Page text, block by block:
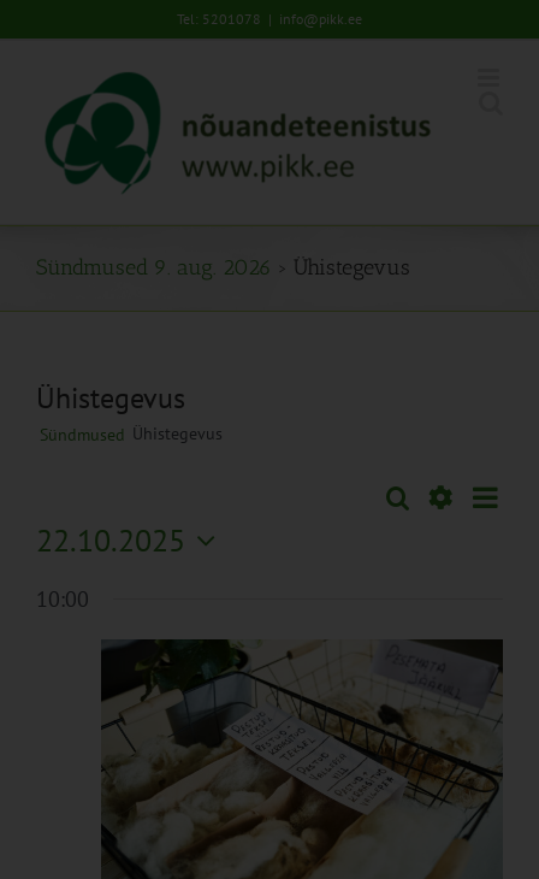
to
Tel: 5201078 | info@pikk.ee
Sündmused 9. aug. 2026 › Ühistegevus
Ühistegevus
Sündmused Ühistegevus
Sündmused
Navigation
Otsi Päev
22.10.2025
kuupäev.
10:00